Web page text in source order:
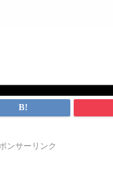
ンサーリンク